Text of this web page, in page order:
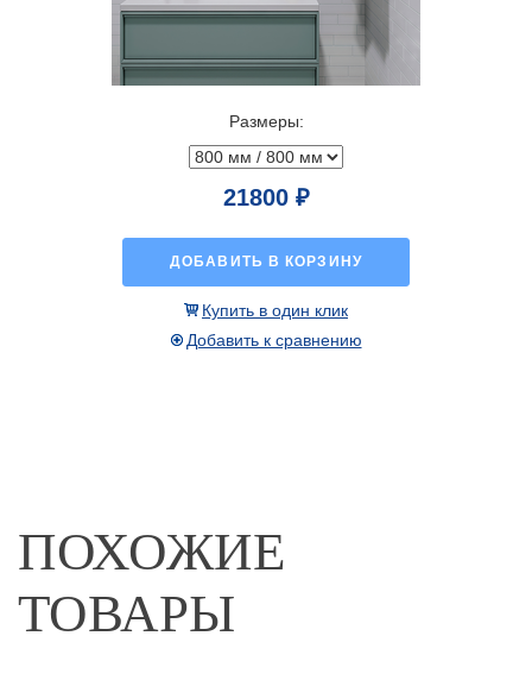
Размеры:
21800 ₽
ДОБАВИТЬ В КОРЗИНУ
Купить в один клик
Добавить к сравнению
ПОХОЖИЕ
ТОВАРЫ